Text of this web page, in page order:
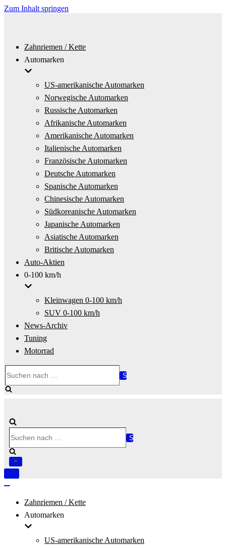
Zum Inhalt springen
Zahnriemen / Kette
Automarken
US-amerikanische Automarken
Norwegische Automarken
Russische Automarken
Afrikanische Automarken
Amerikanische Automarken
Italienische Automarken
Französische Automarken
Deutsche Automarken
Spanische Automarken
Chinesische Automarken
Südkoreanische Automarken
Japanische Automarken
Asiatische Automarken
Britische Automarken
Auto-Aktien
0-100 km/h
Kleinwagen 0-100 km/h
SUV 0-100 km/h
News-Archiv
Tuning
Motorrad
nach …
nach …
Navigation
Zahnriemen / Kette
Automarken
US-amerikanische Automarken